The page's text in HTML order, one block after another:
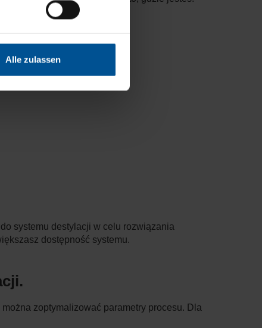
Alle zulassen
systemu destylacji w celu rozwiązania
dostępność systemu.
zoptymalizować parametry procesu. Dla